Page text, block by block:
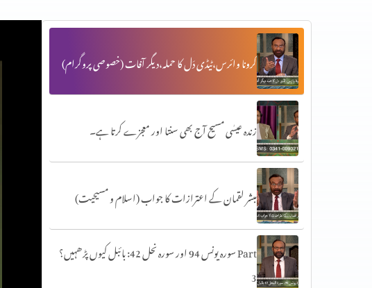
کرونا وائرس،ٹیڈی دَل کا حملہ،دیگر آفات (خصوصی پروگرام)
زندہ عیسٰی مسیح آج بھی سنتا اور معجزے کرتا ہے۔
مبشر لقمان کے اعترازات کا جواب (اسلام و مسیحیت)
سورہ یونس 94 اور سورہ نحل 42: بائبل کیوں پڑھہیں؟ Part
3